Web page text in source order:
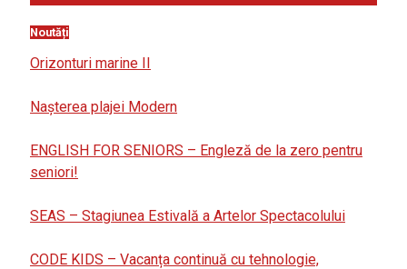
Noutăți
Orizonturi marine II
Nașterea plajei Modern
ENGLISH FOR SENIORS – Engleză de la zero pentru
seniori!
SEAS – Stagiunea Estivală a Artelor Spectacolului
CODE KIDS – Vacanța continuă cu tehnologie,